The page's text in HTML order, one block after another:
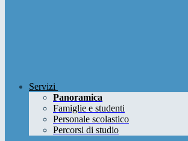
Servizi
Panoramica
Famiglie e studenti
Personale scolastico
Percorsi di studio